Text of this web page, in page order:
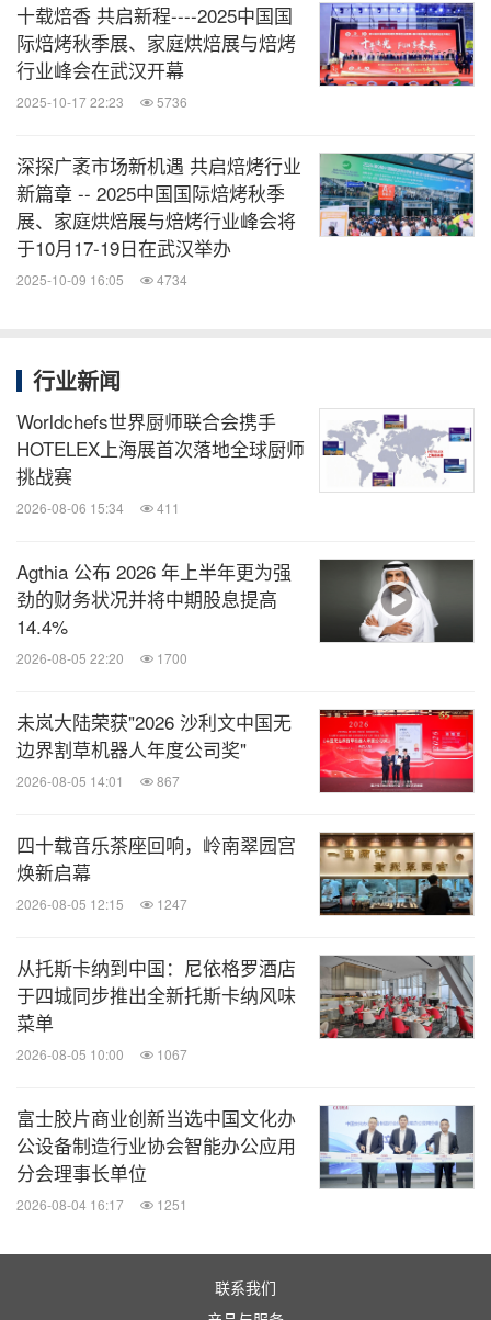
主要骨干企业。协会的登记管理机关为中华人民共和
国民政部。
是中国焙烤食品糖制品工业协会与国药励展展览有限
责任公司共同投资的合资公司。国药励展是中国大健
康领域领先的展览与会议组织者，隶属于中央企业中
国医药集团与全球领先的展览主办机构励展博览集
China）、中国国际焙烤秋季展览会（Bakery China
Autumn） 及中国家庭烘焙用品展览会（China Home
Baking Show）的主办方。
消息来源：北京贝克瑞会展服务有限责任公司
知消
微信公众号“知消”发布全球消费品、零售、时
尚、物流行业最新动态。扫描二维码，立即
订阅！
关键词：食品饮料
零售业
分享到：
十载焙香 共启新程----2025中国国
际焙烤秋季展、家庭烘焙展与焙烤
行业峰会在武汉开幕
2025-10-17 22:23 5736
深探广袤市场新机遇 共启焙烤行业
新篇章 -- 2025中国国际焙烤秋季
展、家庭烘焙展与焙烤行业峰会将
于10月17-19日在武汉举办
2025-10-09 16:05 4734
行业新闻
Worldchefs世界厨师联合会携手
HOTELEX上海展首次落地全球厨师
挑战赛
2026-08-06 15:34 411
Agthia 公布 2026 年上半年更为强
劲的财务状况并将中期股息提高
14.4%
2026-08-05 22:20 1700
未岚大陆荣获"2026 沙利文中国无
边界割草机器人年度公司奖"
2026-08-05 14:01 867
四十载音乐茶座回响，岭南翠园宫
焕新启幕
2026-08-05 12:15 1247
从托斯卡纳到中国：尼依格罗酒店
于四城同步推出全新托斯卡纳风味
菜单
2026-08-05 10:00 1067
富士胶片商业创新当选中国文化办
公设备制造行业协会智能办公应用
分会理事长单位
2026-08-04 16:17 1251
联系我们